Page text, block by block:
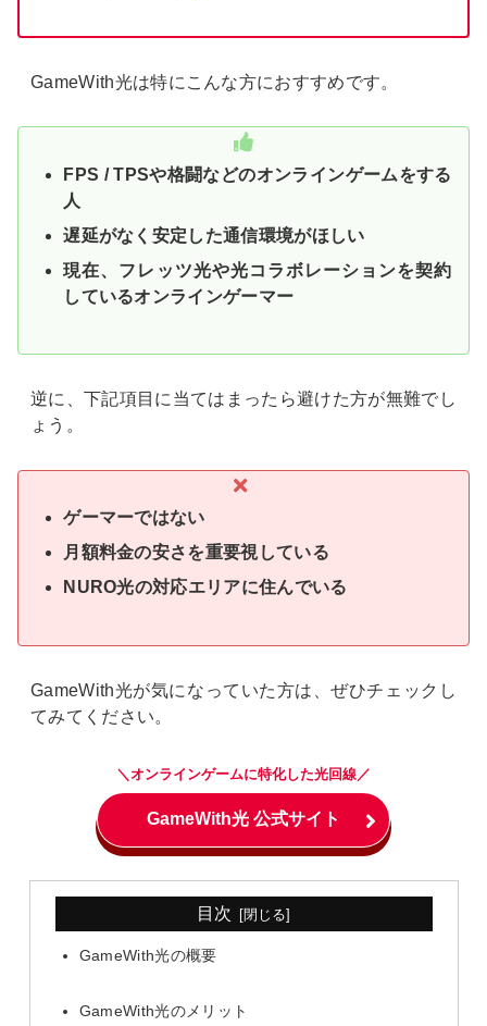
GameWith光は特にこんな方におすすめです。
FPS / TPSや格闘などのオンラインゲームをする
人
遅延がなく安定した通信環境がほしい
現在、フレッツ光や光コラボレーションを契約
しているオンラインゲーマー
逆に、下記項目に当てはまったら避けた方が無難でし
ょう。
ゲーマーではない
月額料金の安さを重要視している
NURO光の対応エリアに住んでいる
GameWith光が気になっていた方は、ぜひチェックし
てみてください。
＼オンラインゲームに特化した光回線／
GameWith光 公式サイト
目次
GameWith光の概要
GameWith光のメリット